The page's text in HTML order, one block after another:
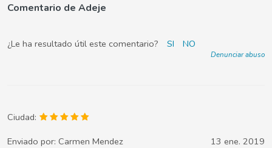
Comentario de Adeje
¿Le ha resultado útil este comentario? SI NO
Denunciar abuso
Ciudad:
Enviado por: Carmen Mendez 13 ene. 2019